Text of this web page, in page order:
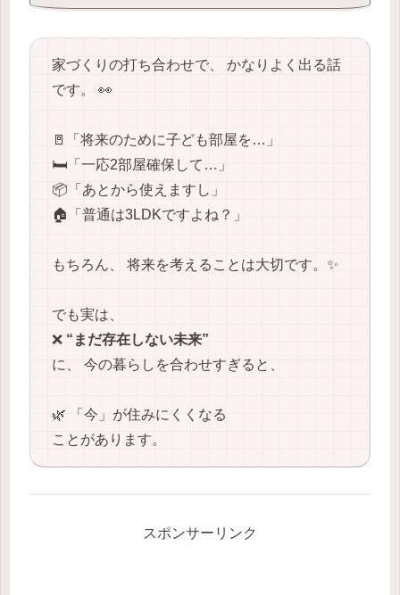
家づくりの打ち合わせで、 かなりよく出る話
です。 👀
🚪「将来のために子ども部屋を…」
🛏️「一応2部屋確保して…」
📦「あとから使えますし」
🏠「普通は3LDKですよね？」
もちろん、 将来を考えることは大切です。✨
でも実は、
❌ “まだ存在しない未来”
に、 今の暮らしを合わせすぎると、
🌿 「今」が住みにくくなる
ことがあります。
スポンサーリンク